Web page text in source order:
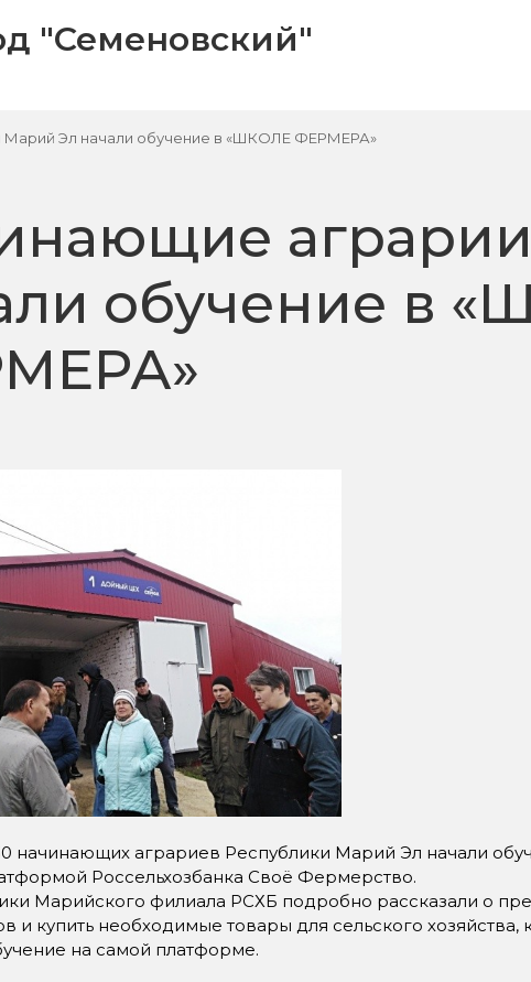
"Семеновский"
Марий Эл начали обучение в «ШКОЛЕ ФЕРМЕРА»
обучение в
начинающих аграриев Республики Марий Эл начали
Россельхозбанка Своё Фермерство.
филиала РСХБ подробно рассказали о
и купить необходимые товары для сельского
на самой платформе.